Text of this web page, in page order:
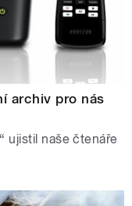
archiv pro nás
ujistil naše čtenáře